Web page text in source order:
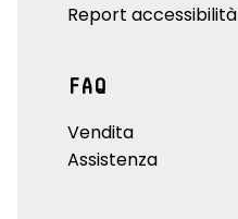
Report accessibilità
FAQ
Vendita
Assistenza